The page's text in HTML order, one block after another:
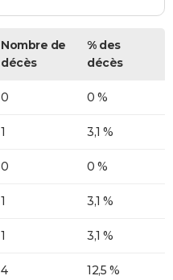
Nombre de
décès
% des
décès
0 0 %
1 3,1 %
0 0 %
1 3,1 %
1 3,1 %
4 12,5 %